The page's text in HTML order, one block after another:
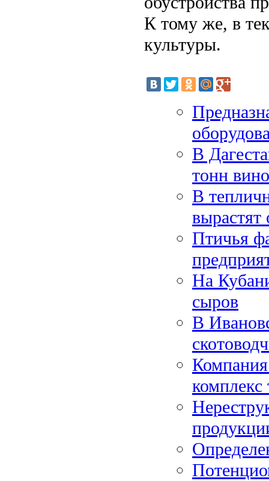
К тому же, в
культуры.
В
тонн
В
вырастят
Птичья
На
сыров
В
комплекс